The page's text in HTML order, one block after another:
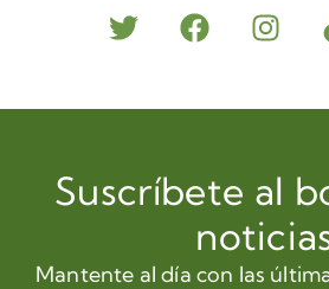
Suscríbete al
Mantente al día con las